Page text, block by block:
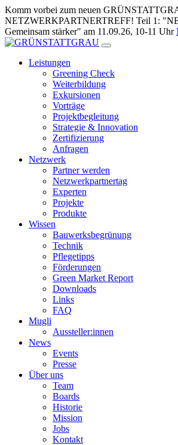
Zum
Inhalt
springen
Komm vorbei zum neuen
NETZWERKPARTNERTREFF! Teil 1:
Gemeinsam stärker" am 11.09.26, 10-11 Uhr
Leistungen
Greening Check
Weiterbildung
Exkursionen
Vorträge
Projektbegleitung
Strategie & Innovation
Zertifizierung
Anfragen
Netzwerk
Partner werden
Netzwerkpartnertag
Experten
Projekte
Produkte
Wissen
Bauwerksbegrünung
Technik
Pflegetipps
Förderungen
Green Market Report
Downloads
Links
FAQ
Mugli
Aussteller:innen
News
Events
Presse
Über uns
Team
Boards
Historie
Mission
Jobs
Kontakt